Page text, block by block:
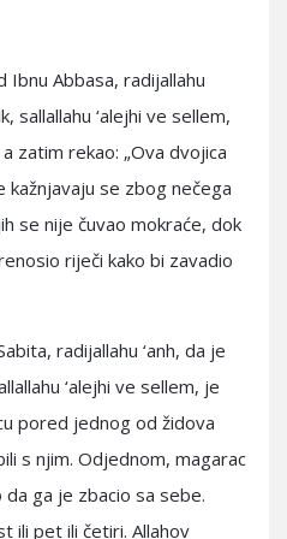
Ibnu Abbasa, radijallahu
sallallahu ‘alejhi ve sellem,
zatim rekao: „Ova dvojica
kažnjavaju se zbog nečega
se nije čuvao mokraće, dok
riječi kako bi zavadio
radijallahu ‘anh, da je
‘alejhi ve sellem, je
pored jednog od židova
s njim. Odjednom, magarac
ga je zbacio sa sebe.
ili pet ili četiri. Allahov